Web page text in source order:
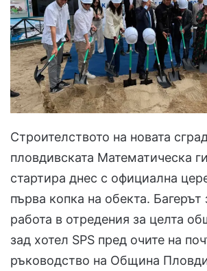
Строителството на новата
пловдивската Математическа
стартира днес с официална
първа копка на обекта. Багерът
работа в отредения за целта
зад хотел SPS пред очите на
ръководство на Община